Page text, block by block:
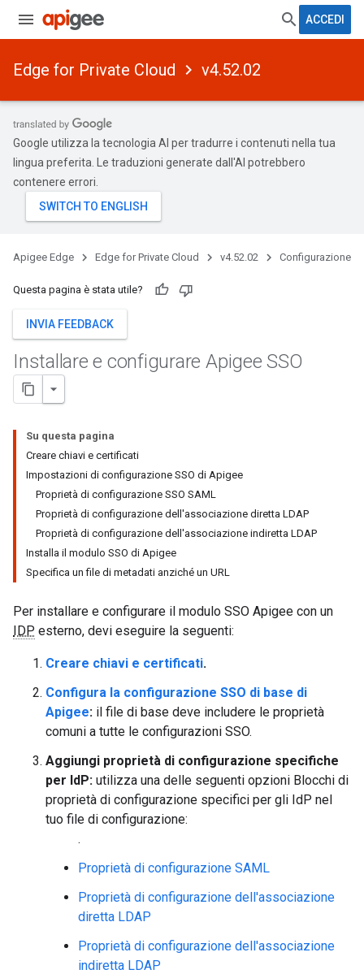
ACCEDI
Edge for Private Cloud v4.52.02
Google utilizza la tecnologia AI per tradurre i contenuti nella tua
lingua preferita. Le traduzioni generate dall'AI potrebbero
contenere errori.
Apigee Edge Edge for Private Cloud v4.52.02 Configurazione
Questa pagina è stata utile?
INVIA FEEDBACK
Installare e configurare Apigee SSO
Su questa pagina
Creare chiavi e certificati
Impostazioni di configurazione SSO di Apigee
Proprietà di configurazione SSO SAML
Proprietà di configurazione dell'associazione diretta LDAP
Proprietà di configurazione dell'associazione indiretta LDAP
Installa il modulo SSO di Apigee
Specifica un file di metadati anziché un URL
Per installare e configurare il modulo SSO Apigee con un
IDP esterno, devi eseguire la seguenti:
Creare chiavi e certificati.
Configura la configurazione SSO di base di
Apigee: il file di base deve includere le proprietà
comuni a tutte le configurazioni SSO.
Aggiungi proprietà di configurazione specifiche
per IdP: utilizza una delle seguenti opzioni Blocchi di
proprietà di configurazione specifici per gli IdP nel
tuo file di configurazione:
.
Proprietà di configurazione SAML
Proprietà di configurazione dell'associazione
diretta LDAP
Proprietà di configurazione dell'associazione
indiretta LDAP